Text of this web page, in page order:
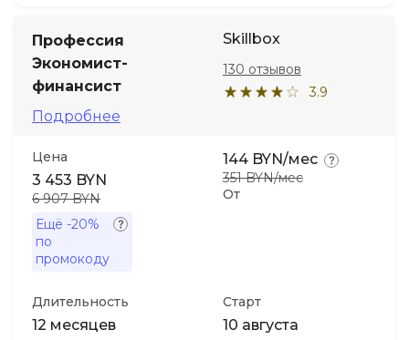
Профессия
Экономист-
финансист
Подробнее
Skillbox
3.9
130 отзывов
Цена
3 453 BYN
6 907 BYN
Ещё -20%
по
промокоду
От
144 BYN/мес
351 BYN/мес
Длительность
12 месяцев
Старт
10 августа